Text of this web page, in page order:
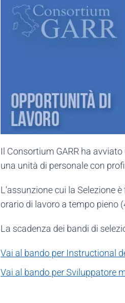
Il Consortium GARR ha
una unità di personale con
L'assunzione cui la Selezione
orario di lavoro a tempo pieno
La scadenza dei bandi di
Vai al bando per Instructional
Vai al bando per Sviluppatore